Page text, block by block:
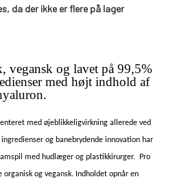
navnene på siden.
da der ikke er flere på lager
vegansk og lavet på 99,5%
med højt indhold af
med øjeblikkeligvirkning allerede ved
og banebrydende innovation har
med hudlæger og plastikkirurger. Pro
organisk og vegansk. Indholdet opnår en